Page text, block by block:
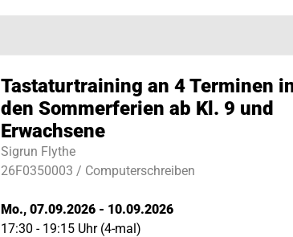
Tastaturtraining an 4 Terminen
den Sommerferien ab Kl. 9 und
Erwachsene
Sigrun Flythe
26F0350003 / Computerschreiben
Mo., 07.09.2026 - 10.09.2026
17:30 - 19:15 Uhr (4-mal)